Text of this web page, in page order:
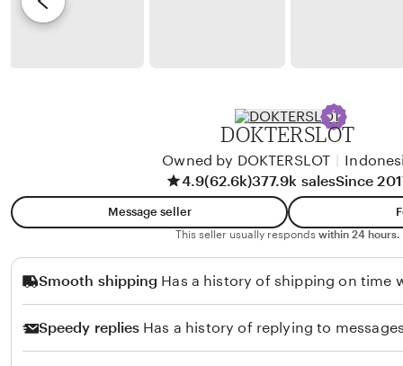
su
k
a
i
a
r
t
a
n
DOKTERSLOT
Owned by DOKTERSLOT
4.9(62.6k)377.9k salesSince
Message seller
This seller usually responds within 24 hours.
Smooth shipping Has a history of shipping on time
Speedy replies Has a history of replying to